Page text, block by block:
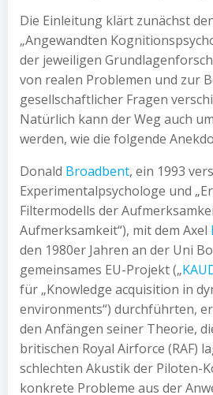
Die Einleitung klärt zunächst
„Angewandten
der jeweiligen
von realen Problemen und zur
gesellschaftlicher Fragen
Natürlich kann der Weg auch
werden, wie die folgende
Donald Broadbent, ein 1993
Experimentalpsychologe und
Filtermodells der
Aufmerksamkeit“), mit dem Axel
den 1980er Jahren an der Uni
gemeinsames EU-Projekt („
für „Knowledge acquisition in
environments“) durchführten,
den Anfängen seiner Theorie,
britischen Royal Airforce (RAF)
schlechten Akustik der Piloten-
konkrete Probleme aus der